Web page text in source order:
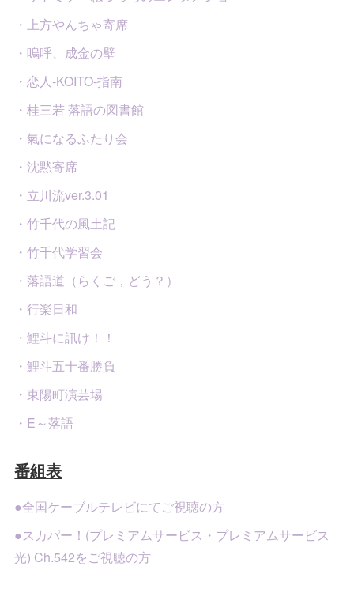
・上方やんちゃ寄席
・嗚呼、成金の壁
・恋人-KOITO-指南
・桂三若 落語の図書館
・氣になるふたり会
・沈黙寄席
・立川流ver.3.01
・竹千代の風土記
・竹千代学習会
・落語道（らくご，どう？）
・行楽日和
・鯉斗に訊け！！
・鯉斗五十番勝負
・東陽町演芸場
・E～落語
番組表
●全国ケーブルテレビにてご視聴の方
●スカパー！(プレミアムサービス・プレミアムサービス
光) Ch.542をご視聴の方